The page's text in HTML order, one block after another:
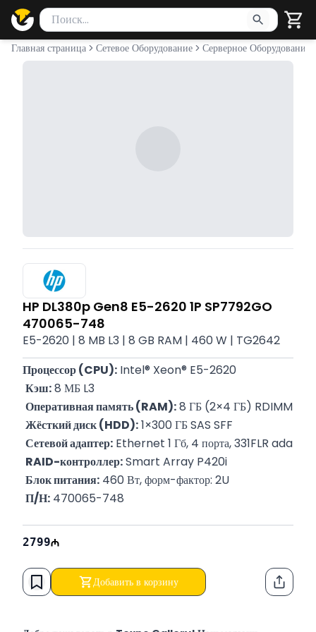
Поиск товаров
Введите минимум 2 символа для поиска. Нажмите Enter
Главная страница Сетевое Оборудование Серверное Оборудование
HP DL380p Gen8 E5-2620 1P SP7792GO
470065-748
E5-2620 | 8 MB L3 | 8 GB RAM | 460 W | TG2642
Процессор (CPU): Intel® Xeon® E5-2620
Кэш: 8 МБ L3
Оперативная память (RAM): 8 ГБ (2×4 ГБ) RDIMM
Жёсткий диск (HDD): 1×300 ГБ SAS SFF
Сетевой адаптер: Ethernet 1 Гб, 4 порта, 331FLR
RAID-контроллер: Smart Array P420i
Блок питания: 460 Вт, форм-фактор: 2U
П/Н: 470065-748
2799
Добавить в корзину